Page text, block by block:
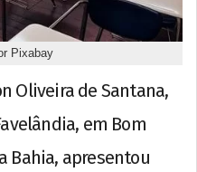
Pixabay
Oliveira de Santana,
em Bom
Bahia, apresentou